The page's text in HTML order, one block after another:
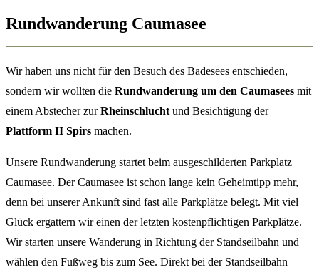
Rundwanderung Caumasee
Wir haben uns nicht für den Besuch des Badesees entschieden,
sondern wir wollten die Rundwanderung um den Caumasees mit
einem Abstecher zurRheinschlucht und Besichtigung der
Plattform II Spirs machen.
Unsere Rundwanderung startet beim ausgeschilderten Parkplatz
Caumasee. Der Caumasee ist schon lange kein Geheimtipp mehr,
denn bei unserer Ankunft sind fast alle Parkplätze belegt. Mit viel
Glück ergattern wir einen der letzten kostenpflichtigen Parkplätze.
Wir starten unsere Wanderung in Richtung der Standseilbahn und
wählen den Fußweg bis zum See. Direkt bei der Standseilbahn